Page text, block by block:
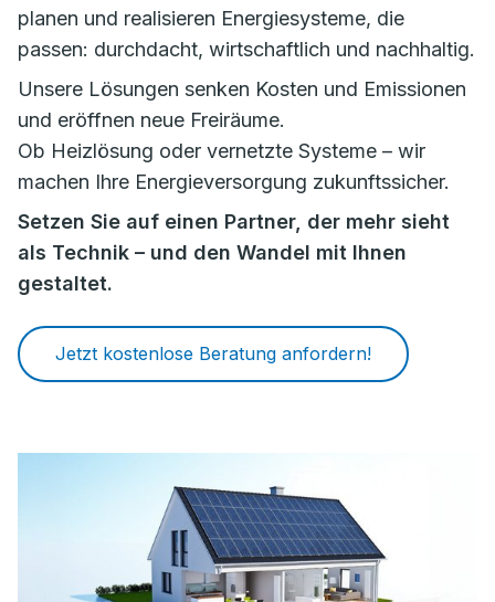
planen und realisieren Energiesysteme, die
passen: durchdacht, wirtschaftlich und nachhaltig.
Unsere Lösungen senken Kosten und Emissionen
und eröffnen neue Freiräume.
Ob Heizlösung oder vernetzte Systeme – wir
machen Ihre Energieversorgung zukunftssicher.
Setzen Sie auf einen Partner, der mehr sieht
als Technik – und den Wandel mit Ihnen
gestaltet.
Jetzt kostenlose Beratung anfordern!